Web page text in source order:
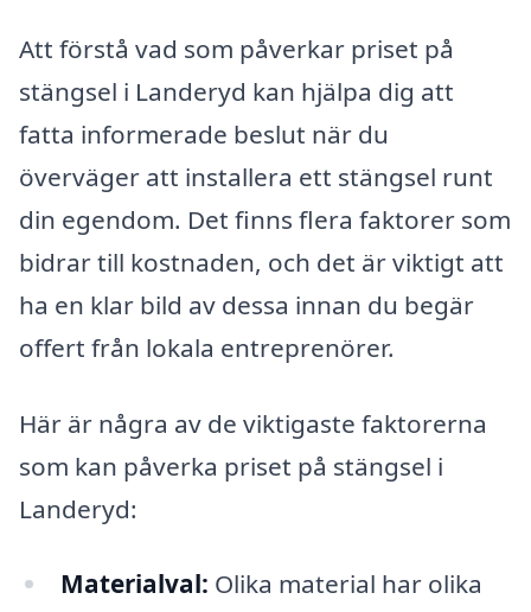
Att förstå vad som påverkar priset på
stängsel i Landeryd kan hjälpa dig att
fatta informerade beslut när du
överväger att installera ett stängsel runt
din egendom. Det finns flera faktorer som
bidrar till kostnaden, och det är viktigt att
ha en klar bild av dessa innan du begär
offert från lokala entreprenörer.
Här är några av de viktigaste faktorerna
som kan påverka priset på stängsel i
Landeryd:
Materialval: Olika material har olika